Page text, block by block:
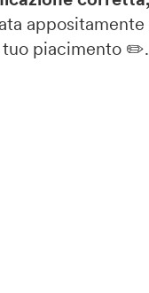
appositamente
tuo piacimento ✏️.